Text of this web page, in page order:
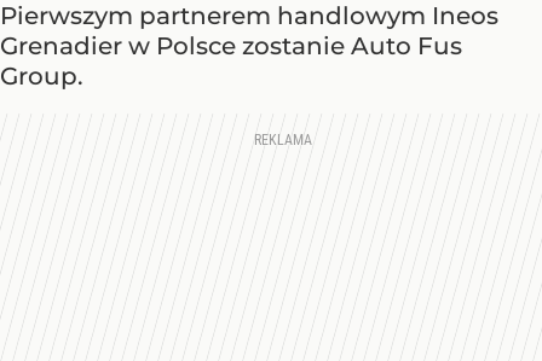
Pierwszym partnerem handlowym Ineos
Grenadier w Polsce zostanie Auto Fus
Group.